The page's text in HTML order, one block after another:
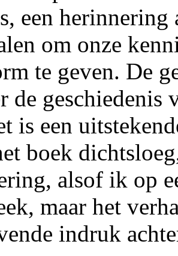
een
om onze
te geven. De
de geschiedenis
is een
boek
alsof ik op
maar het
indruk